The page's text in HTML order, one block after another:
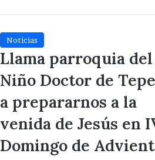
Noticias
Llama parroquia del
Niño Doctor de
a prepararnos a la
venida de Jesús en
Domingo de